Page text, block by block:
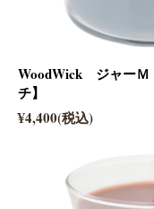
WoodWick ジャーＭ
チ】
¥4,400(税込)